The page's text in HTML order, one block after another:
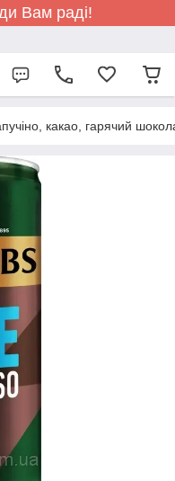
Вам раді!
какао, гарячий